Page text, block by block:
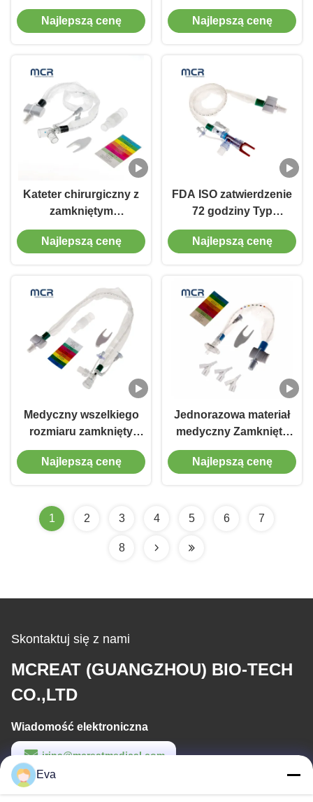
układ ssania
noworodki/pediatria-
Najlepszą cenę
Jednorazowe środki
medyczne
Najlepszą cenę
Kateter chirurgiczny z
zamkniętym
odsysaniem
jednorazowego użytku /
Najlepszą cenę
FDA ISO zatwierdzenie
72 godziny Typ
jednorazowy zestaw
odsysania zamknięty
Najlepszą cenę
Medyczny wszelkiego
rozmiaru zamknięty
cewnik ssania z
miękkim niebieskim
Najlepszą cenę
Jednorazowa materiał
medyczny Zamknięty
system ssania Chind
typ 72H CSC
Najlepszą cenę
1 2 3 4 5 6 7
8
Skontaktuj się z nami
MCREAT (GUANGZHOU) BIO-TECH
CO.,LTD
Wiadomość elektroniczna
irina@mcreatmedical.com
Czas pracy
Eva